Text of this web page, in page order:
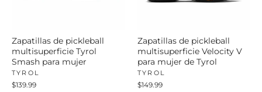
Zapatillas de pickleball
multisuperficie Tyrol
Smash para mujer
TYROL
$139.99
Zapatillas de pickleball
multisuperficie Velocity V
para mujer de Tyrol
TYROL
$149.99